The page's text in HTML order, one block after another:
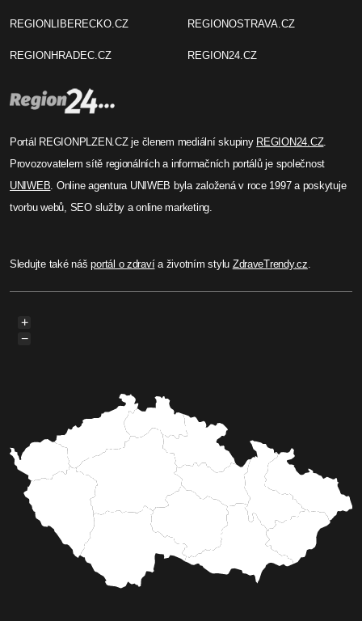
REGIONLIBERECKO.CZ
REGIONHRADEC.CZ
REGIONOSTRAVA.CZ
REGION24.CZ
Portál REGIONPLZEN.CZ je členem mediální skupiny REGION24.CZ.
Provozovatelem sítě regionálních a informačních portálů je společnost
UNIWEB. Online agentura UNIWEB byla založená v roce 1997 a poskytuje
tvorbu webů, SEO služby a online marketing.
Sledujte také nášportál o zdravía životním stylu ZdraveTrendy.cz.
+
−